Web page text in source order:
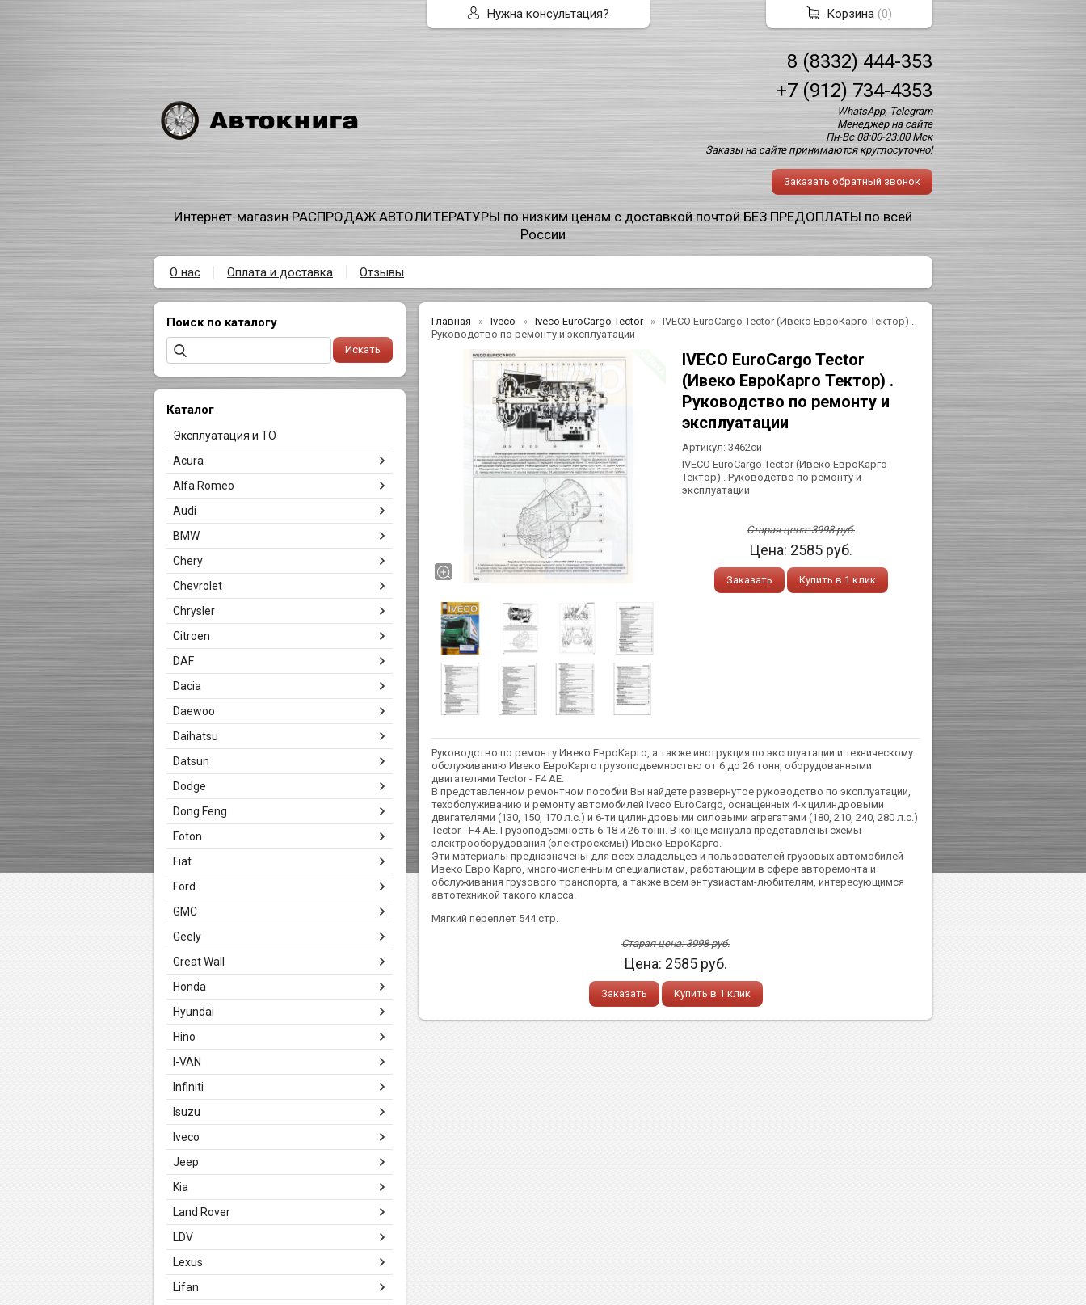
8 (8332) 444-353
+7 (912) 734-4353
WhatsApp, Telegram
Менеджер на сайте
Пн-Вс 08:00-23:00 Мск
Заказы на сайте принимаются круглосуточно!
Заказать обратный звонок
Интернет-магазин РАСПРОДАЖ АВТОЛИТЕРАТУРЫ по низким ценам с доставкой почтой БЕЗ ПРЕДОПЛАТЫ по всей
России
О нас Оплата и доставка Отзывы
Поиск по каталогу
Каталог
Эксплуатация и ТО
Acura
Alfa Romeo
Audi
BMW
Chery
Chevrolet
Chrysler
Citroen
DAF
Dacia
Daewoo
Daihatsu
Datsun
Dodge
Dong Feng
Foton
Fiat
Ford
GMC
Geely
Great Wall
Honda
Hyundai
Hino
I-VAN
Infiniti
Isuzu
Iveco
Jeep
Kia
Land Rover
LDV
Lexus
Lifan
Главная Iveco Iveco EuroCargo Tector
IVECO EuroCargo Tector (Ивеко ЕвроКарго Тектор) .
Руководство по ремонту и эксплуатации
IVECO EuroCargo Tector
(Ивеко ЕвроКарго Тектор) .
Руководство по ремонту и
эксплуатации
Артикул: 3462си
IVECO EuroCargo Tector (Ивеко ЕвроКарго
Тектор) . Руководство по ремонту и
эксплуатации
Старая цена:3998руб.
Цена: 2585 руб.
Заказать Купить в 1 клик
Руководство по ремонту Ивеко ЕвроКарго, а также инструкция по эксплуатации и техническому
обслуживанию Ивеко ЕвроКарго грузоподъемностью от 6 до 26 тонн, оборудованными
двигателями Tector - F4 AE.
В представленном ремонтном пособии Вы найдете развернутое руководство по эксплуатации,
техобслуживанию и ремонту автомобилей Iveco EuroCargo, оснащенных 4-х цилиндровыми
двигателями (130, 150, 170 л.с.) и 6-ти цилиндровыми силовыми агрегатами (180, 210, 240, 280 л.с.)
Tector - F4 AE. Грузоподъемность 6-18 и 26 тонн. В конце мануала представлены схемы
электрооборудования (электросхемы) Ивеко ЕвроКарго.
Эти материалы предназначены для всех владельцев и пользователей грузовых автомобилей
Ивеко Евро Карго, многочисленным специалистам, работающим в сфере авторемонта и
обслуживания грузового транспорта, а также всем энтузиастам-любителям, интересующимся
автотехникой такого класса.
Мягкий переплет 544 стр.
Старая цена:3998руб.
Цена: 2585 руб.
Заказать Купить в 1 клик
Нужна консультация? Корзина (0)